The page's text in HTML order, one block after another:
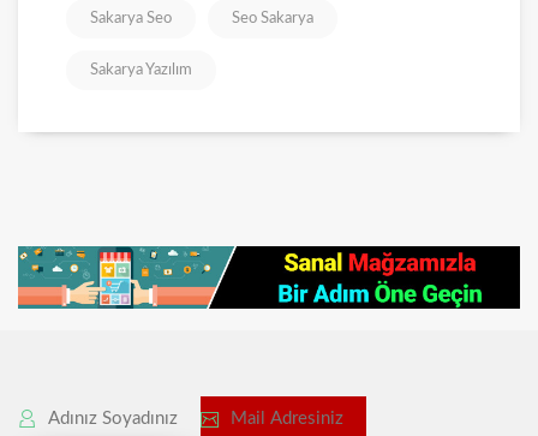
Sakarya Seo Seo Sakarya
Sakarya Yazılım